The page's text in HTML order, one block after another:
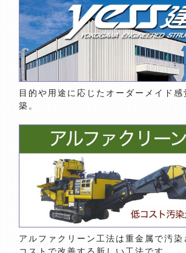
目的や用途に応じたオーダーメイド感
築。
アルファクリーン工法は重金属で汚染